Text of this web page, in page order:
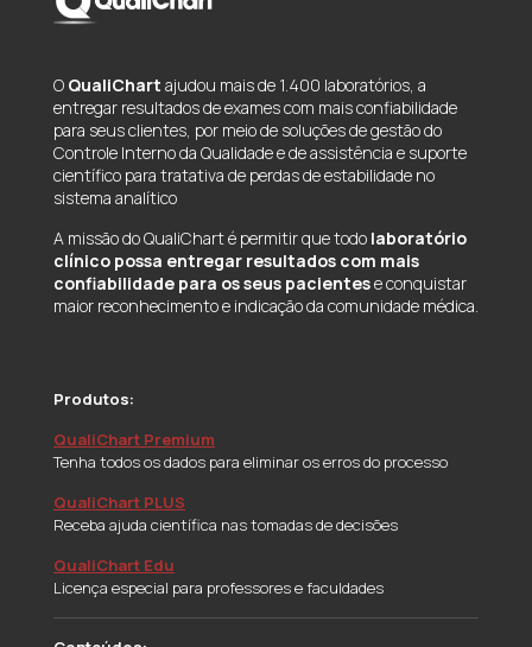
O QualiChart ajudou mais de 1.400 laboratórios, a
entregar resultados de exames com mais confiabilidade
para seus clientes, por meio de soluções de gestão do
Controle Interno da Qualidade e de assistência e suporte
científico para tratativa de perdas de estabilidade no
sistema analítico
A missão do QualiChart é permitir que todo laboratório
clínico possa entregar resultados com mais
confiabilidade para os seus pacientese conquistar
maior reconhecimento e indicação da comunidade médica.
Produtos:
QualiChart Premium
Tenha todos os dados para eliminar os erros do processo
QualiChart PLUS
Receba ajuda científica nas tomadas de decisões
QualiChart Edu
Licença especial para professores e faculdades